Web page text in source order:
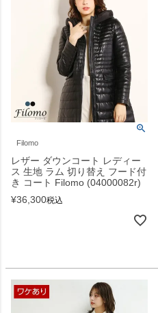
Filomo
レザー ダウンコート レディー
ス 生地 ラム 切り替え フード付
き コート Filomo (04000082r)
¥36,300税込